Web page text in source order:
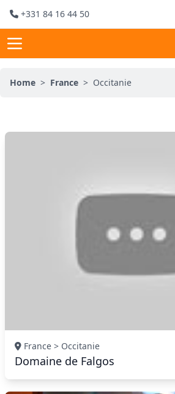
+331 84 16 44 50
Home > France > Occitanie
France > Occitanie
Domaine de Falgos